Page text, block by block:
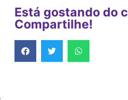
Está gostando do
Compartilhe!